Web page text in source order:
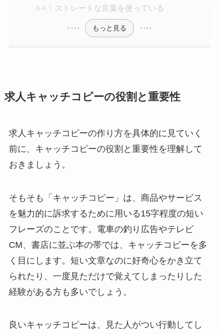
ストレートな言葉を使っている
もっと見る
求人キャッチコピーの役割と重要性
求人キャッチコピーの作り方を具体的に見ていく
前に、キャッチコピーの役割と重要性を理解して
おきましょう。
そもそも「キャッチコピー」は、商品やサービス
を魅力的に訴求するために用いる15字程度の短い
フレーズのことです。電車の釣り広告やテレビ
CM、書店に並ぶ本の帯では、キャッチコピーを多
く目にします。短い文章なのに好奇心をかき立て
られたり、一度見ただけで覚えてしまったりした
経験がある方も多いでしょう。
良いキャッチコピーは、見た人がつい行動してし